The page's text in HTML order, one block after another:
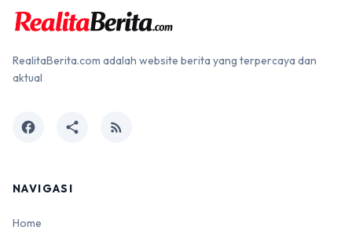
RealitaBerita.com adalah website berita yang terpercaya dan
aktual
facebook share rss_feed
NAVIGASI
Home